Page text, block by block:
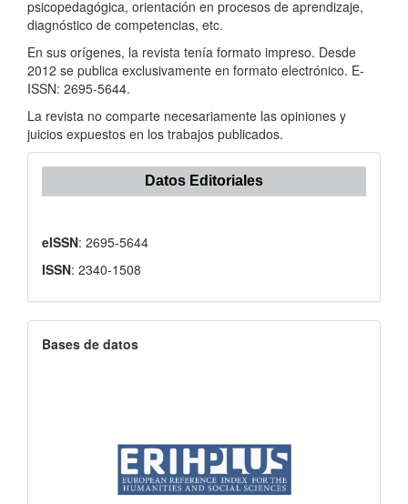
psicopedagógica, orientación en procesos de aprendizaje,
diagnóstico de competencias, etc.
En sus orígenes, la revista tenía formato impreso. Desde
2012 se publica exclusivamente en formato electrónico. E-
ISSN: 2695-5644.
La revista no comparte necesariamente las opiniones y
juicios expuestos en los trabajos publicados.
Datos Editoriales
eISSN: 2695-5644
ISSN: 2340-1508
Bases de datos